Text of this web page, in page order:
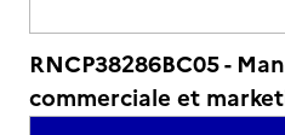
RNCP38286BC05 -
commerciale et